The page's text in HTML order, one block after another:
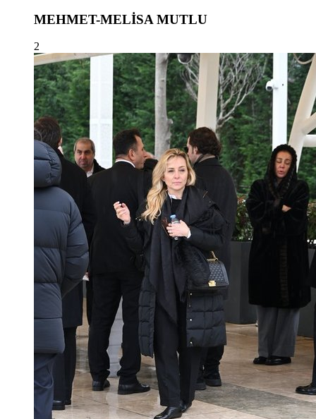
MEHMET-MELİSA MUTLU
2